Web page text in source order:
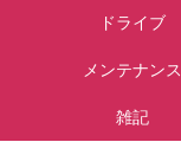
ドライブ
メンテナンス
雑記